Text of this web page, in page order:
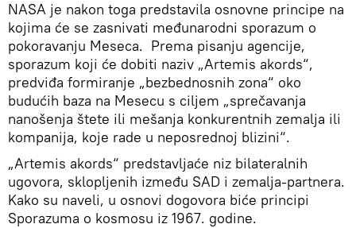
NASA je nakon toga predstavila osnovne principe na
kojima će se zasnivati međunarodni sporazum o
pokoravanju Meseca. Prema pisanju agencije,
sporazum koji će dobiti naziv „Artemis akords“,
predviđa formiranje „bezbednosnih zona“ oko
budućih baza na Mesecu s ciljem „sprečavanja
nanošenja štete ili mešanja konkurentnih zemalja ili
kompanija, koje rade u neposrednoj blizini“.
„Artemis akords“ predstavljaće niz bilateralnih
ugovora, sklopljenih između SAD i zemalja-partnera.
Kako su naveli, u osnovi dogovora biće principi
Sporazuma o kosmosu iz 1967. godine.